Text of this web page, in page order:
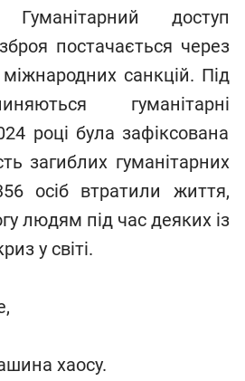
доступ
постачається через
санкцій. Під
гуманітарні
році була зафіксована
загиблих гуманітарних
осіб втратили життя,
людям під час деяких із
у світі.
хаосу.